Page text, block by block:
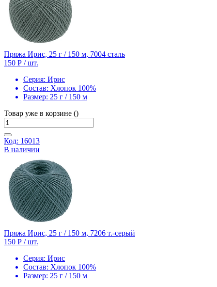
Пряжа Ирис, 25 г / 150 м, 7004 сталь
150 Р / шт.
Серия: Ирис
Состав: Хлопок 100%
Размер: 25 г / 150 м
Товар уже в корзине ()
Код: 16013
В наличии
Пряжа Ирис, 25 г / 150 м, 7206 т.-серый
150 Р / шт.
Серия: Ирис
Состав: Хлопок 100%
Размер: 25 г / 150 м